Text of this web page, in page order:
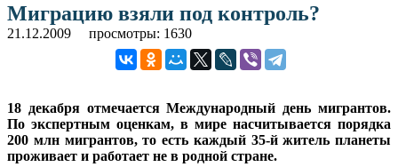
Миграцию взяли под контроль?
21.12.2009 просмотры: 1630
18 декабря отмечается Международный день мигрантов.
По экспертным оценкам, в мире насчитывается порядка
200 млн мигрантов, то есть каждый 35-й житель планеты
проживает и работает не в родной стране.